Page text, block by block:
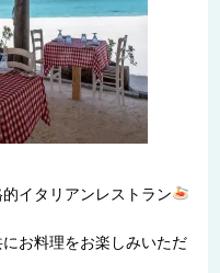
イタリアンレストラン
お料理をお楽しみいただ